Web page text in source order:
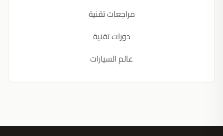
مراجعات تقنية
دورات تقنية
عالم السيارات